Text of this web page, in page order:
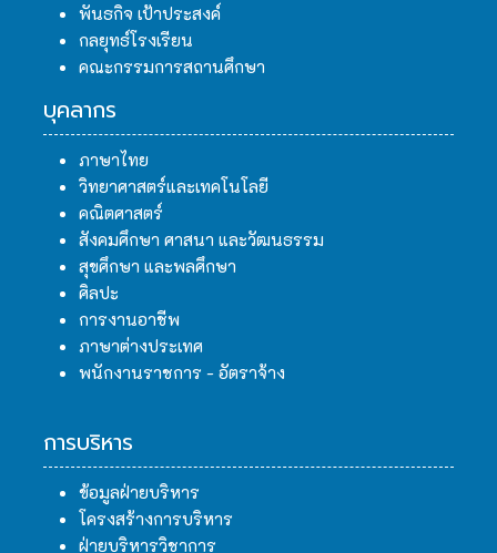
พันธกิจ เป้าประสงค์
กลยุทธ์โรงเรียน
คณะกรรมการสถานศึกษา
บุคลากร
ภาษาไทย
วิทยาศาสตร์และเทคโนโลยี
คณิตศาสตร์
สังคมศึกษา ศาสนา และวัฒนธรรม
สุขศึกษา และพลศึกษา
ศิลปะ
การงานอาชีพ
ภาษาต่างประเทศ
พนักงานราชการ - อัตราจ้าง
การบริหาร
ข้อมูลฝ่ายบริหาร
โครงสร้างการบริหาร
ฝ่ายบริหารวิชาการ